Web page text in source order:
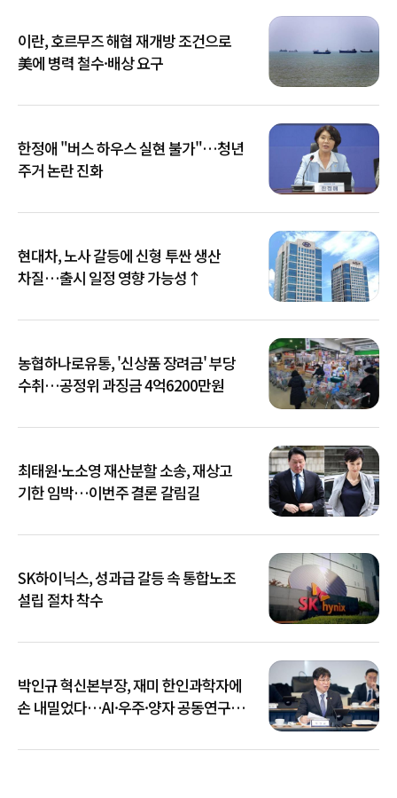
이란, 호르무즈 해협 재개방 조건으로
美에 병력 철수·배상 요구
한정애 "버스 하우스 실현 불가"…청년
주거 논란 진화
현대차, 노사 갈등에 신형 투싼 생산
차질…출시 일정 영향 가능성↑
농협하나로유통, '신상품 장려금' 부당
수취…공정위 과징금 4억6200만원
최태원·노소영 재산분할 소송, 재상고
기한 임박…이번주 결론 갈림길
SK하이닉스, 성과급 갈등 속 통합노조
설립 절차 착수
박인규 혁신본부장, 재미 한인과학자에
손 내밀었다…AI·우주·양자 공동연구